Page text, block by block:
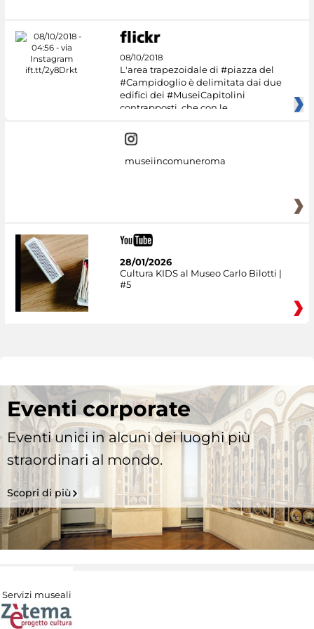
08/10/2018
L'area trapezoidale di #piazza del
#Campidoglio è delimitata dai due
edifici dei #MuseiCapitolini
contrapposti, che con le
museiincomuneroma
28/01/2026
Cultura KIDS al Museo Carlo Bilotti |
#5
Eventi corporate
Eventi unici in alcuni dei luoghi più
straordinari al mondo.
Scopri di più
Servizi museali